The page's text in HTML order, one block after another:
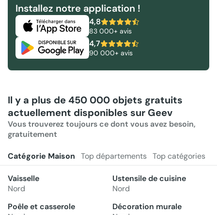
Installez notre application !
4,8
83 000+ avis
4,7
90 000+ avis
Il y a plus de 450 000 objets gratuits
actuellement disponibles sur Geev
Vous trouverez toujours ce dont vous avez besoin,
gratuitement
Catégorie Maison Top départements Top catégories
Vaisselle
Nord
Ustensile de cuisine
Nord
Poêle et casserole
Décoration murale